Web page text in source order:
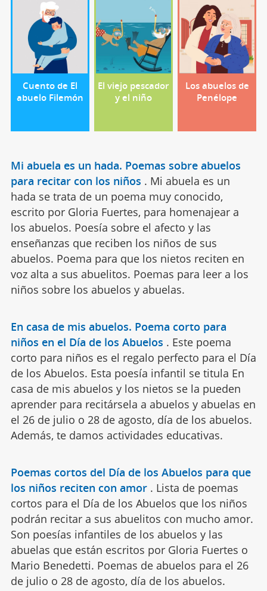
Cuento de El
abuelo Filemón
El viejo pescador
y el niño
Los abuelos de
Penélope
Mi abuela es un hada. Poemas sobre abuelos
para recitar con los niños . Mi abuela es un
hada se trata de un poema muy conocido,
escrito por Gloria Fuertes, para homenajear a
los abuelos. Poesía sobre el afecto y las
enseñanzas que reciben los niños de sus
abuelos. Poema para que los nietos reciten en
voz alta a sus abuelitos. Poemas para leer a los
niños sobre los abuelos y abuelas.
En casa de mis abuelos. Poema corto para
niños en el Día de los Abuelos . Este poema
corto para niños es el regalo perfecto para el Día
de los Abuelos. Esta poesía infantil se titula En
casa de mis abuelos y los nietos se la pueden
aprender para recitársela a abuelos y abuelas en
el 26 de julio o 28 de agosto, día de los abuelos.
Además, te damos actividades educativas.
Poemas cortos del Día de los Abuelos para que
los niños reciten con amor . Lista de poemas
cortos para el Día de los Abuelos que los niños
podrán recitar a sus abuelitos con mucho amor.
Son poesías infantiles de los abuelos y las
abuelas que están escritos por Gloria Fuertes o
Mario Benedetti. Poemas de abuelos para el 26
de julio o 28 de agosto, día de los abuelos.